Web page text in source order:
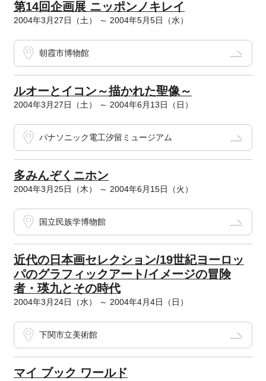
第14回企画展 ニッポンノキレイ
2004年3月27日（土） ～ 2004年5月5日（水）
朝霞市博物館
ルオーとイコン～描かれた聖像～
2004年3月27日（土） ～ 2004年6月13日（日）
パナソニック電工汐留ミュージアム
多みんぞくニホン
2004年3月25日（木） ～ 2004年6月15日（火）
国立民族学博物館
近代の日本画セレクション/19世紀ヨーロッ
パのグラフィックアート/イメージの冒険
者・瑛九とその時代
2004年3月24日（水） ～ 2004年4月4日（日）
下関市立美術館
マイ ブック ワールド